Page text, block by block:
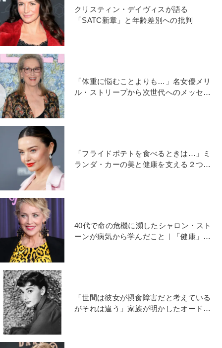
クリスティン・デイヴィスが語る
「SATC新章」と年齢差別への批判
「体重に悩むことよりも…」名女優メリ
ル・ストリープから次世代へのメッセー
「フライドポテトを食べるときは…」ミ
ランダ・カーの美と健康を支える２つの
40代で命の危機に瀕したシャロン・スト
ーンが病気から学んだこと｜「健康」を
「世間は彼女が摂食障害だと考えている
がそれは違う」家族が明かしたオードリ